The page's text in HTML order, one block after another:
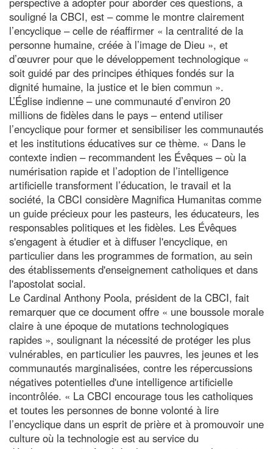
souligné la CBCI, est – comme le montre clairement
l’encyclique – celle de réaffirmer « la centralité de la
personne humaine, créée à l’image de Dieu », et
d’œuvrer pour que le développement technologique «
soit guidé par des principes éthiques fondés sur la
dignité humaine, la justice et le bien commun ».
L’Église indienne – une communauté d’environ 20
millions de fidèles dans le pays – entend utiliser
l’encyclique pour former et sensibiliser les communautés
et les institutions éducatives sur ce thème. « Dans le
contexte indien – recommandent les Évêques – où la
numérisation rapide et l’adoption de l’intelligence
artificielle transforment l’éducation, le travail et la
société, la CBCI considère Magnifica Humanitas comme
un guide précieux pour les pasteurs, les éducateurs, les
responsables politiques et les fidèles. Les Évêques
s'engagent à étudier et à diffuser l'encyclique, en
particulier dans les programmes de formation, au sein
des établissements d'enseignement catholiques et dans
l'apostolat social.
Le Cardinal Anthony Poola, président de la CBCI, fait
remarquer que ce document offre « une boussole morale
claire à une époque de mutations technologiques
rapides », soulignant la nécessité de protéger les plus
vulnérables, en particulier les pauvres, les jeunes et les
communautés marginalisées, contre les répercussions
négatives potentielles d'une intelligence artificielle
incontrôlée. « La CBCI encourage tous les catholiques
et toutes les personnes de bonne volonté à lire
l’encyclique dans un esprit de prière et à promouvoir une
culture où la technologie est au service du